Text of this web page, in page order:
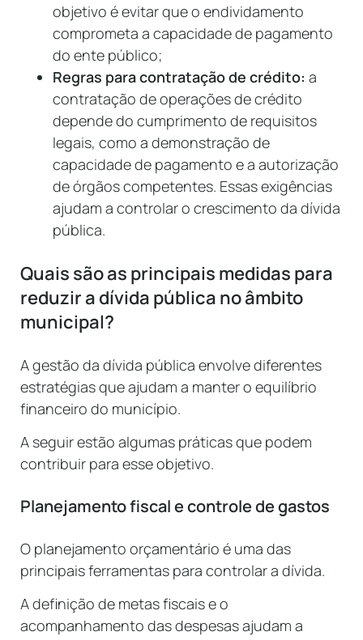
objetivo é evitar que o endividamento
comprometa a capacidade de pagamento
do ente público;
Regras para contratação de crédito: a
contratação de operações de crédito
depende do cumprimento de requisitos
legais, como a demonstração de
capacidade de pagamento e a autorização
de órgãos competentes. Essas exigências
ajudam a controlar o crescimento da dívida
pública.
Quais são as principais medidas para
reduzir a dívida pública no âmbito
municipal?
A gestão da dívida pública envolve diferentes
estratégias que ajudam a manter o equilíbrio
financeiro do município.
A seguir estão algumas práticas que podem
contribuir para esse objetivo.
Planejamento fiscal e controle de gastos
O planejamento orçamentário é uma das
principais ferramentas para controlar a dívida.
A definição de metas fiscais e o
acompanhamento das despesas ajudam a